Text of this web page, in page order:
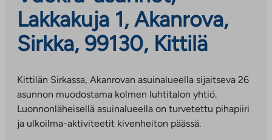
Lakkakuja 1, Akanrova,
Sirkka, 99130, Kittilä
Kittilän Sirkassa, Akanrovan asuinalueella sijaitseva 26
asunnon muodostama kolmen luhtitalon yhtiö.
Luonnonläheisellä asuinalueella on turvetettu pihapiiri
ja ulkoilma-aktiviteetit kivenheiton päässä.